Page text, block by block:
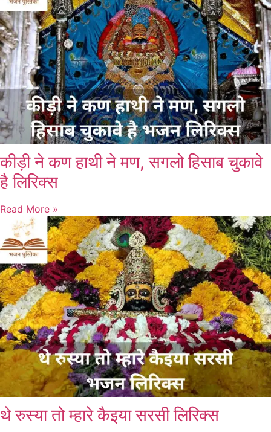
कीड़ी ने कण हाथी ने मण, सगलो हिसाब चुकावे
है लिरिक्स
Read More »
थे रुस्या तो म्हारे कैइया सरसी लिरिक्स